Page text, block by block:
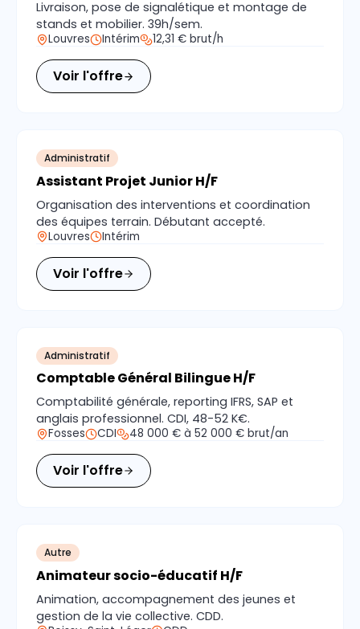
Livraison, pose de signalétique et montage de
stands et mobilier. 39h/sem.
Louvres Intérim 12,31 € brut/h
Voir l'offre
Administratif
Assistant Projet Junior H/F
Organisation des interventions et coordination
des équipes terrain. Débutant accepté.
Louvres Intérim
Voir l'offre
Administratif
Comptable Général Bilingue H/F
Comptabilité générale, reporting IFRS, SAP et
anglais professionnel. CDI, 48-52 K€.
Fosses CDI 48 000 € à 52 000 € brut/an
Voir l'offre
Autre
Animateur socio-éducatif H/F
Animation, accompagnement des jeunes et
gestion de la vie collective. CDD.